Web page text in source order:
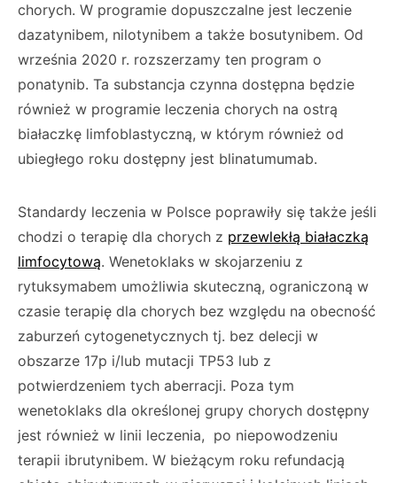
chorych. W programie dopuszczalne jest leczenie
dazatynibem, nilotynibem a także bosutynibem. Od
września 2020 r. rozszerzamy ten program o
ponatynib. Ta substancja czynna dostępna będzie
również w programie leczenia chorych na ostrą
białaczkę limfoblastyczną, w którym również od
ubiegłego roku dostępny jest blinatumumab.
Standardy leczenia w Polsce poprawiły się także jeśli
chodzi o terapię dla chorych z przewlekłą białaczką
limfocytową. Wenetoklaks w skojarzeniu z
rytuksymabem umożliwia skuteczną, ograniczoną w
czasie terapię dla chorych bez względu na obecność
zaburzeń cytogenetycznych tj. bez delecji w
obszarze 17p i/lub mutacji TP53 lub z
potwierdzeniem tych aberracji. Poza tym
wenetoklaks dla określonej grupy chorych dostępny
jest również w linii leczenia, po niepowodzeniu
terapii ibrutynibem. W bieżącym roku refundacją